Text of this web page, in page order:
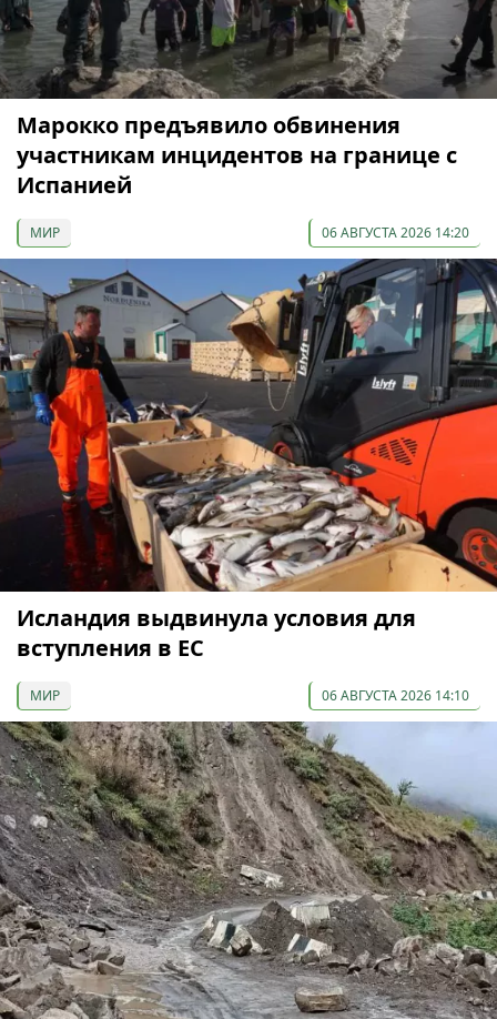
Марокко предъявило обвинения
участникам инцидентов на границе с
Испанией
МИР 06 АВГУСТА 2026 14:20
Исландия выдвинула условия для
вступления в ЕС
МИР 06 АВГУСТА 2026 14:10